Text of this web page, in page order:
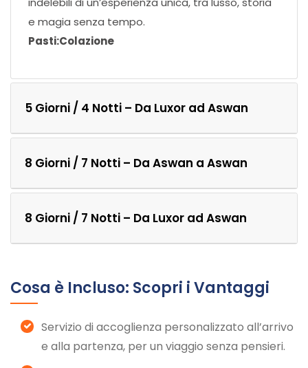
e magia senza tempo.
Pasti:Colazione
5 Giorni / 4 Notti – Da Luxor ad Aswan
8 Giorni / 7 Notti – Da Aswan a Aswan
8 Giorni / 7 Notti – Da Luxor ad Aswan
Cosa è Incluso: Scopri i Vantaggi
Servizio di accoglienza personalizzato all’arrivo
e alla partenza, per un viaggio senza pensieri.